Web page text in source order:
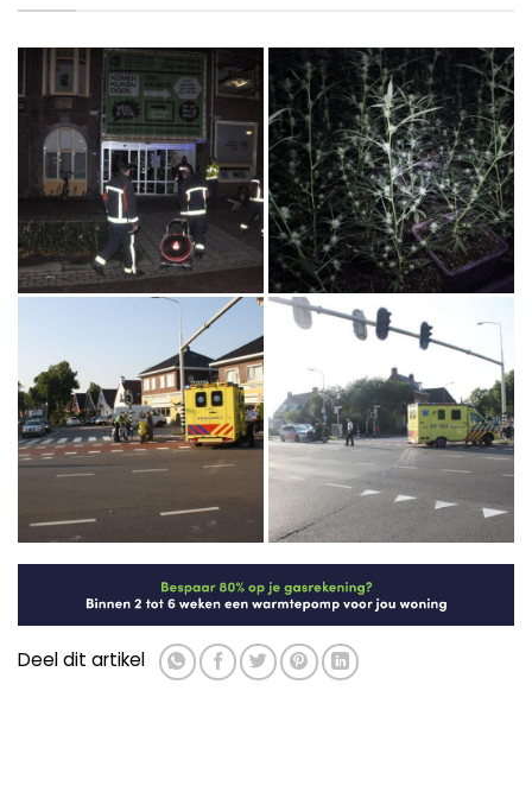
Deel dit artikel